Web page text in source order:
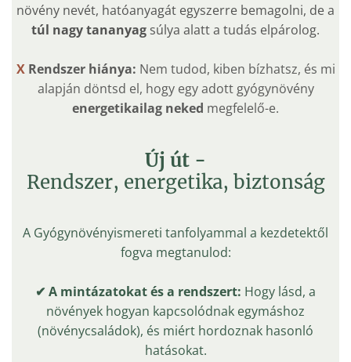
növény nevét, hatóanyagát egyszerre bemagolni, de a
túl nagy tananyag súlya alatt a tudás elpárolog.
X Rendszer hiánya: Nem tudod, kiben bízhatsz, és mi
alapján döntsd el, hogy egy adott gyógynövény
energetikailag neked megfelelő-e.
Új út -
Rendszer, energetika, biztonság
A Gyógynövényismereti tanfolyammal a kezdetektől
fogva megtanulod:
✔ A mintázatokat és a rendszert: Hogy lásd, a
növények hogyan kapcsolódnak egymáshoz
(növénycsaládok), és miért hordoznak hasonló
hatásokat.